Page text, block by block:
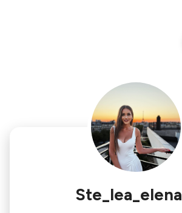
Ste_lea_elena